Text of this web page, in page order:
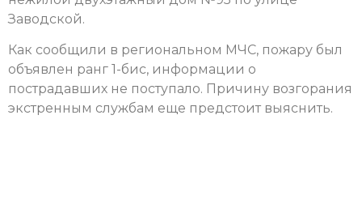
Заводской.
Как сообщили в региональном МЧС, пожару был
объявлен ранг 1-бис, информации о
пострадавших не поступало. Причину возгорания
экстренным службам еще предстоит выяснить.